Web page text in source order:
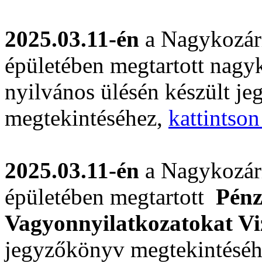
2025.03.11-én a
épületében megtartott
nyilvános ülésén készült
megtekintéséhez,
2025.03.11-én a
épületében megtartott
Vagyonnyilatkozatokat
jegyzőkönyv